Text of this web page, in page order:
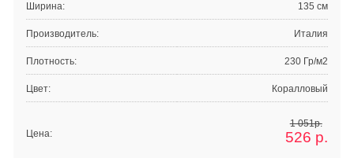
Ширина: 135 см
Производитель: Италия
Плотность: 230 Гр/м2
Цвет: Коралловый
Цена:
1 051р.
526 р.